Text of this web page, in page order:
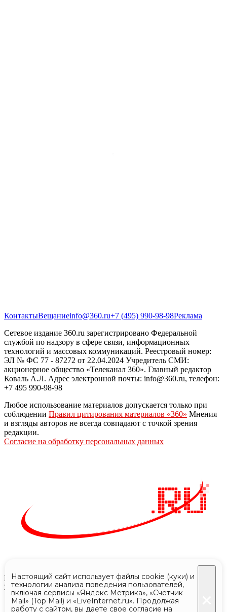
КонтактыВещаниеinfo@360.ru+7 (495) 990-98-98Реклама
Сетевое издание 360.ru зарегистрировано Федеральной
службой по надзору в сфере связи, информационных
технологий и массовых коммуникаций. Реестровый номер:
ЭЛ № ФС 77 - 87272 от 22.04.2024 Учредитель СМИ:
акционерное общество «Телеканал 360». Главный редактор
Коваль А.Л. Адрес электронной почты: info@360.ru, телефон:
+7 495 990-98-98
Любое использование материалов допускается только при
соблюдении Правил цитирования материалов «360» Мнения
и взгляды авторов не всегда совпадают с точкой зрения
редакции.
Согласие на обработку персональных данных
Все права защищены © АО «Телеканал 360»
2024 - 2026
Настоящий сайт использует файлы cookie (куки) и
технологии анализа поведения пользователей,
включая сервисы «Яндекс Метрика», «Счётчик
Mail» (Top Mail) и «LiveInternet.ru». Продолжая
работу с сайтом, вы даете свое согласие на